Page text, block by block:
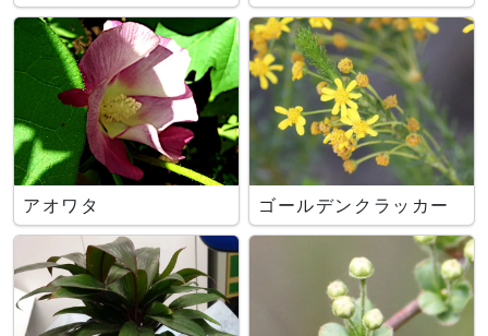
アオワタ ゴールデンクラッカー